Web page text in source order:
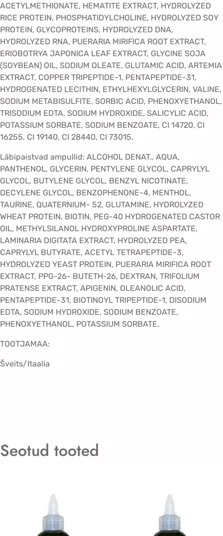
ACETYLMETHIONATE, HEMATITE EXTRACT, HYDROLYZED
RICE PROTEIN, PHOSPHATIDYLCHOLINE, HYDROLYZED SOY
PROTEIN, GLYCOPROTEINS, HYDROLYZED DNA,
HYDROLYZED RNA, PUERARIA MIRIFICA ROOT EXTRACT,
ERIOBOTRYA JAPONICA LEAF EXTRACT, GLYCINE SOJA
(SOYBEAN) OIL, SODIUM OLEATE, GLUTAMIC ACID, ARTEMIA
EXTRACT, COPPER TRIPEPTIDE-1, PENTAPEPTIDE-31,
HYDROGENATED LECITHIN, ETHYLHEXYLGLYCERIN, VALINE,
SODIUM METABISULFITE, SORBIC ACID, PHENOXYETHANOL,
TRISODIUM EDTA, SODIUM HYDROXIDE, SALICYLIC ACID,
POTASSIUM SORBATE, SODIUM BENZOATE, CI 14720, CI
16255, CI 19140, CI 28440, CI 73015.
Läbipaistvad ampullid: ALCOHOL DENAT., AQUA,
PANTHENOL, GLYCERIN, PENTYLENE GLYCOL, CAPRYLYL
GLYCOL, BUTYLENE GLYCOL, BENZYL NICOTINATE,
DECYLENE GLYCOL, BENZOPHENONE-4, MENTHOL,
TAURINE, QUATERNIUM- 52, GLUTAMINE, HYDROLYZED
WHEAT PROTEIN, BIOTIN, PEG-40 HYDROGENATED CASTOR
OIL, METHYLSILANOL HYDROXYPROLINE ASPARTATE,
LAMINARIA DIGITATA EXTRACT, HYDROLYZED PEA,
CAPRYLYL BUTYRATE, ACETYL TETRAPEPTIDE-3,
HYDROLYZED YEAST PROTEIN, PUERARIA MIRIFICA ROOT
EXTRACT, PPG-26- BUTETH-26, DEXTRAN, TRIFOLIUM
PRATENSE EXTRACT, APIGENIN, OLEANOLIC ACID,
PENTAPEPTIDE-31, BIOTINOYL TRIPEPTIDE-1, DISODIUM
EDTA, SODIUM HYDROXIDE, SODIUM BENZOATE,
PHENOXYETHANOL, POTASSIUM SORBATE.
TOOTJAMAA:
Šveits/Itaalia
Seotud tooted